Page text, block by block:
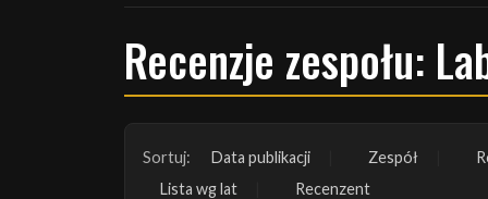
Recenzje zespołu:
Sortuj: Data publikacji Zespół
Lista wg lat
Recenzent